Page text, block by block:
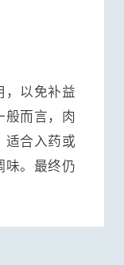
，以免补益
般而言，肉
适合入药或
味。最终仍